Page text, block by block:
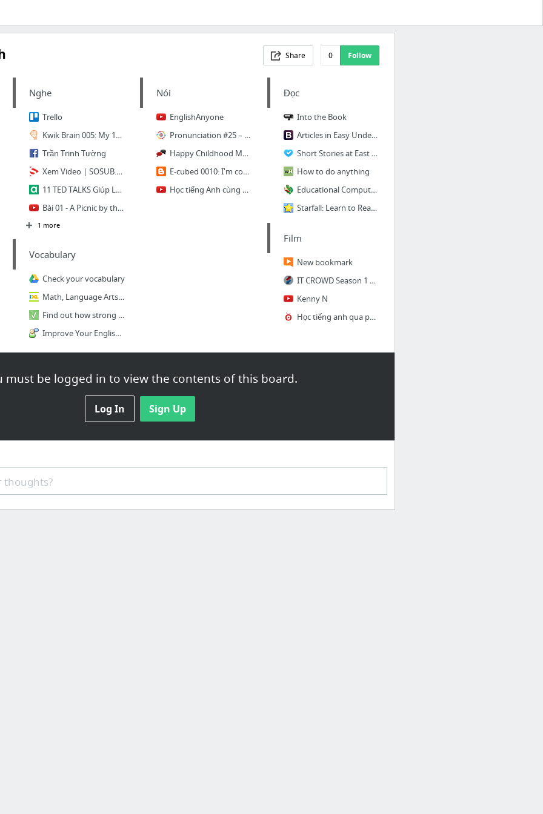
Share 0 Follow
must be logged in to view the contents of this board.
Log In Sign Up
Nghe
Trello
Kwik Brain 005: My 10 Favorite Brain Foods
Trần Trinh Tường
Xem Video | SOSUB.ORG | Học mọi thứ qua phụ đề song ngữ
11 TED TALKS Giúp Luyện Tiếng Anh Siêu Hiệu Quả Dành Cho dân công nghệ thông tin
Bài 01 - A Picnic by the River
1 more
Vocabulary
Check your vocabulary
Math, Language Arts, Science, and Social Studies Practice
Find out how strong your vocabulary is and learn new words at Vocabulary.com.
Improve Your English Pronunciation
Nói
EnglishAnyone
Pronunciation #25 – Nguyên âm /ɔ/ trong tiếng Anh Mỹ - EngliSharing
Happy Childhood Memories
E-cubed 0010: I'm counting on you.
Học tiếng Anh cùng VOA
Đọc
Into the Book
Articles in Easy Understandable English for Learners
Short Stories at East of the Web
How to do anything
Educational Computer Games Online
Starfall: Learn to Read with Phonics, Learn Mathematics
Film
New bookmark
IT CROWD Season 1 Full DVD including Extras Torrent Download
Kenny N
Học tiếng anh qua phim phụ đề, hoc tieng anh qua phim phu de
thoughts?